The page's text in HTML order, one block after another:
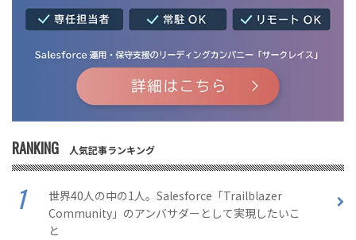
RANKING 人気記事ランキング
世界40人の中の1人。Salesforce「Trailblazer
Community」のアンバサダーとして実現したいこ
と